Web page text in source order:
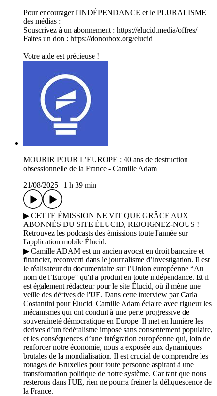
Pour encourager l'INDÉPENDANCE et le PLURALISME
des médias :
Souscrivez à un abonnement : ⁠⁠⁠⁠⁠⁠⁠⁠⁠⁠⁠⁠⁠⁠⁠⁠⁠⁠⁠⁠⁠⁠⁠⁠⁠⁠⁠⁠⁠⁠⁠⁠⁠⁠⁠https://elucid.media/offres/⁠⁠⁠⁠⁠⁠⁠⁠⁠⁠⁠⁠⁠⁠⁠⁠⁠⁠⁠⁠⁠⁠⁠⁠⁠⁠⁠⁠⁠⁠⁠⁠⁠⁠⁠
Faites un don : ⁠⁠⁠⁠⁠⁠https://donorbox.org/elucid⁠⁠⁠⁠⁠⁠
Votre aide est précieuse !
MOURIR POUR L’EUROPE : 40 ans de destruction
obsessionnelle de la France - Camille Adam
21/08/2025
1 h 39 min
▶ CETTE ÉMISSION NE VIT QUE GRÂCE AUX
ABONNÉS DU SITE ÉLUCID, REJOIGNEZ-NOUS !
Retrouvez les podcasts des émissions toute l'année sur
l'application mobile Élucid.
▶ Camille ADAM est un ancien avocat en droit bancaire et
financier, reconverti dans le journalisme d’investigation. Il est
le réalisateur du documentaire sur l’Union européenne “Au
nom de l’Europe” qu'il a produit en toute indépendance. Et il
est également rédacteur pour le site Élucid, où il mène une
veille des dérives de l'UE. Dans cette interview par Carla
Costantini pour Élucid, Camille Adam éclaire avec rigueur les
mécanismes qui ont conduit à une perte progressive de
souveraineté démocratique en Europe. Il met en lumière les
dérives d’un fédéralisme imposé sans consentement populaire,
et les conséquences d’une intégration européenne qui, loin de
renforcer notre économie, nous a exposée aux dynamiques
brutales de la mondialisation. Il est crucial de comprendre les
rouages de Bruxelles pour toute personne aspirant à une
transformation politique de notre système. Car tant que nous
resterons dans l'UE, rien ne pourra freiner la déliquescence de
la France.